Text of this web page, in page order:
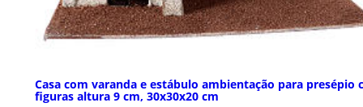
Casa com varanda e estábulo ambientação para presépio
figuras altura 9 cm, 30x30x20 cm